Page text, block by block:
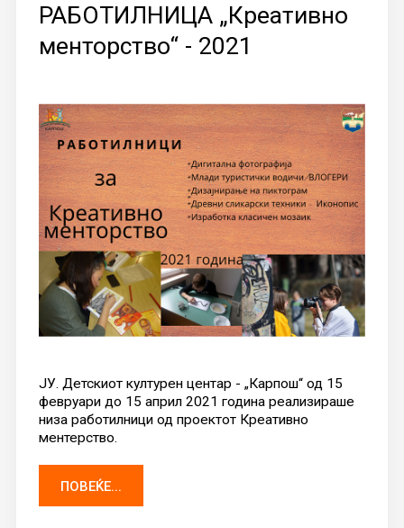
РАБОТИЛНИЦА „Креативно
менторство“ - 2021
ЈУ. Детскиот културен центар - „Карпош“ од 15
февруари до 15 април 2021 година реализираше
низа работилници од проектот Креативно
ментерство.
ПОВЕЌЕ...